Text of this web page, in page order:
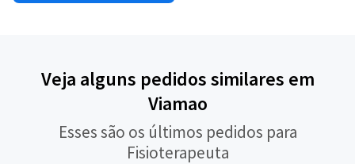
Veja alguns pedidos similares em
Viamao
Esses são os últimos pedidos para
Fisioterapeuta